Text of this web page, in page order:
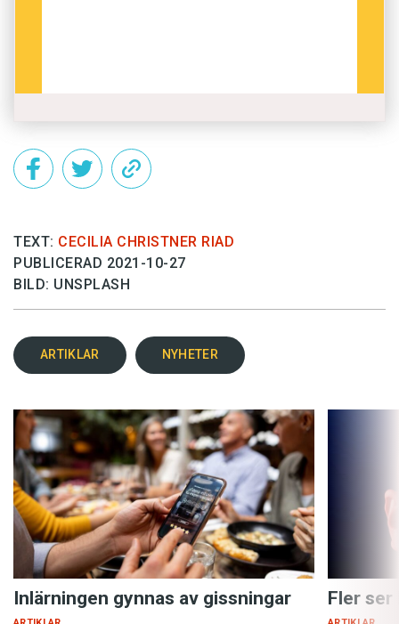
TEXT: CECILIA CHRISTNER RIAD
PUBLICERAD 2021-10-27
BILD: UNSPLASH
ARTIKLAR NYHETER
Inlärningen gynnas av gissningar Fler